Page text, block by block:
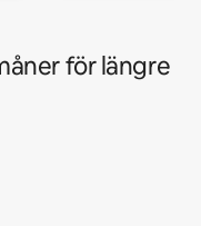
för längre